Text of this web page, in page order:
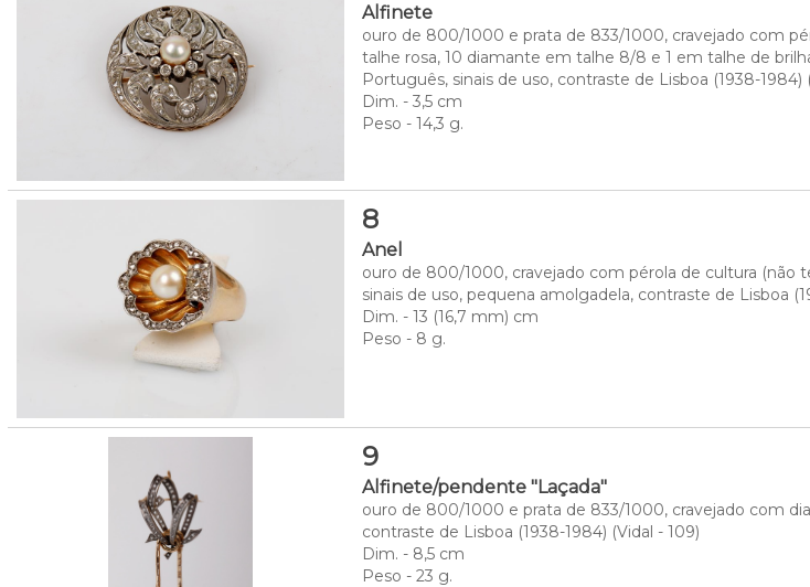
Alfinete
ouro de 800/1000 e prata de 833/1000, cravejado com
talhe rosa, 10 diamante em talhe 8/8 e 1 em talhe de
Português, sinais de uso, contraste de Lisboa (1938-1984)
Dim. - 3,5 cm
Peso - 14,3 g.
8
Anel
ouro de 800/1000, cravejado com pérola de cultura (não
sinais de uso, pequena amolgadela, contraste de Lisboa
Dim. - 13 (16,7 mm) cm
Peso - 8 g.
9
Alfinete/pendente "Laçada"
ouro de 800/1000 e prata de 833/1000, cravejado com
contraste de Lisboa (1938-1984) (Vidal - 109)
Dim. - 8,5 cm
Peso - 23 g.